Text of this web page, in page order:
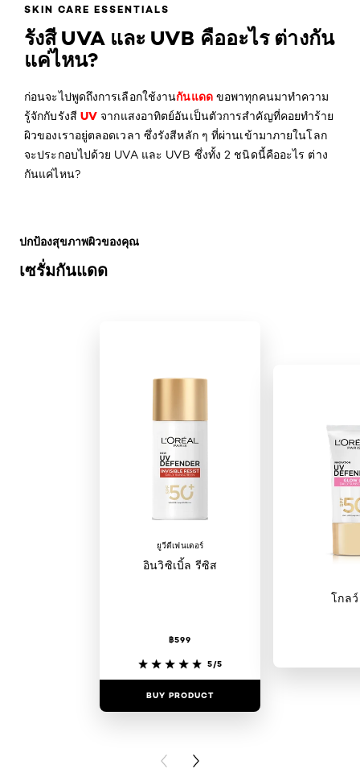
SKIN CARE ESSENTIALS
รังสี UVA และ UVB คืออะไร ต่างกัน
แค่ไหน?
ก่อนจะไปพูดถึงการเลือกใช้งานกันแดดขอพาทุกคนมาทำความ
รู้จักกับรังสี UV จากแสงอาทิตย์อันเป็นตัวการสำคัญที่คอยทำร้าย
ผิวของเราอยู่ตลอดเวลา ซึ่งรังสีหลัก ๆ ที่ผ่านเข้ามาภายในโลก
จะประกอบไปด้วย UVA และ UVB ซึ่งทั้ง 2 ชนิดนี้คืออะไร ต่าง
กันแค่ไหน?
เซรั่มกันแดด
ปกป้องสุขภาพผิวของคุณ
ยูวีดีเฟนเดอร์
อินวิซิเบิ้ล รีซิส
฿599
5/5
BUY PRODUCT
โกล
PREVIOUS CARD
NEXT CARD